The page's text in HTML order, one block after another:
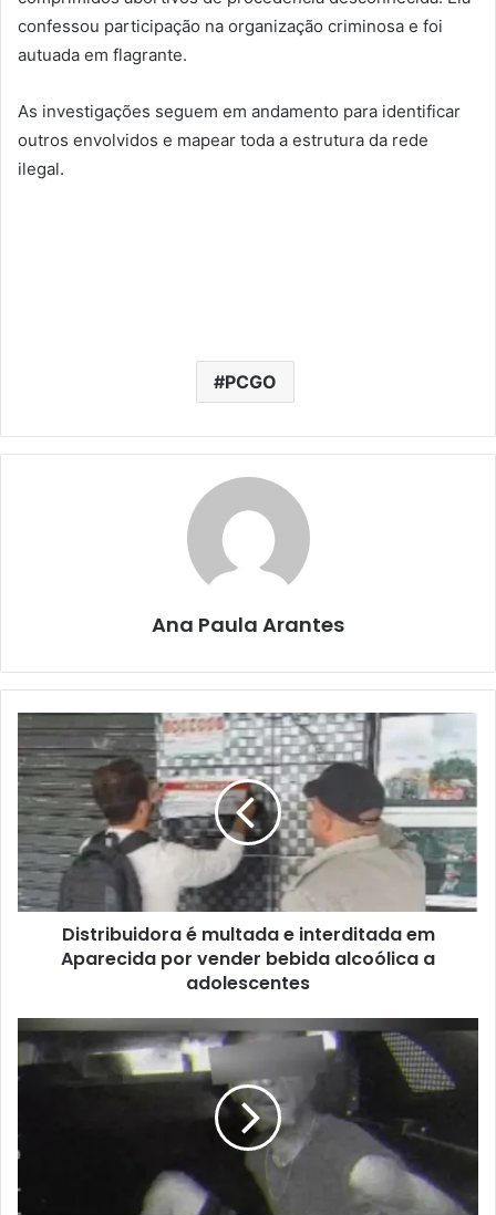
confessou participação na organização criminosa e foi
autuada em flagrante.
As investigações seguem em andamento para identificar
outros envolvidos e mapear toda a estrutura da rede
ilegal.
PCGO
Ana Paula Arantes
Distribuidora é multada e interditada em
Aparecida por vender bebida alcoólica a
adolescentes